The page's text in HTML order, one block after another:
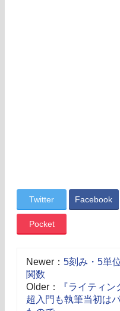
Twitter Facebook
Pocket
Newer： 5刻み・5単
関数
Older：
『ライティ
超入門も執筆当初は